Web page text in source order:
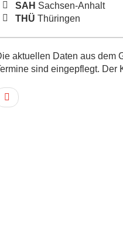
SAH Sachsen-Anhalt
THÜ Thüringen
aktuellen Daten aus dem
sind eingepflegt. Der